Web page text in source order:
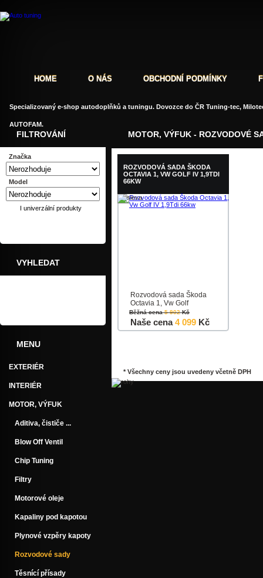
MOTOR, VÝFUK - ROZVODOVÉ
ROZVODOVÁ SADA ŠKODA
OCTAVIA 1, VW GOLF IV 1,9TDI
66KW
Rozvodová sada Škoda
Octavia 1, Vw Golf
Běžná cena5 902Kč
Naše cena4 099 Kč
* Všechny ceny jsou uvedeny včetně DPH
FILTROVÁNÍ
Značka
Model
I univerzální produkty
VYHLEDAT
MENU
EXTERIÉR
INTERIÉR
MOTOR, VÝFUK
Aditiva, čističe ...
Blow Off Ventil
Chip Tuning
Filtry
Motorové oleje
Kapaliny pod kapotou
Plynové vzpěry kapoty
Rozvodové sady
Těsnící přísady
HOME O NÁS OBCHODNÍ PODMÍNKY
Specializovaný e-shop autodoplňků a tuningu. Dovozce do ČR Tuning-tec,
AUTOFAM.